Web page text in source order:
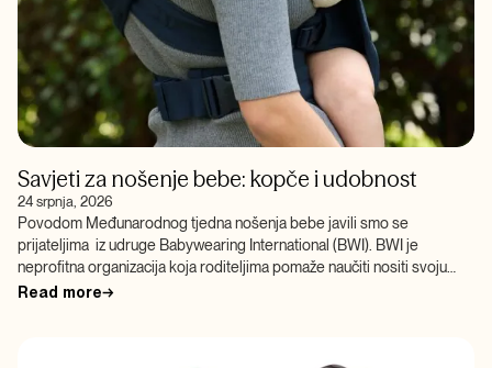
Savjeti za nošenje bebe: kopče i udobnost
24 srpnja, 2026
Povodom Međunarodnog tjedna nošenja bebe javili smo se
prijateljima iz udruge Babywearing International (BWI). BWI je
neprofitna organizacija koja roditeljima pomaže naučiti nositi svoju
djecu i promiče nošenje bebe kao […]
Read more→